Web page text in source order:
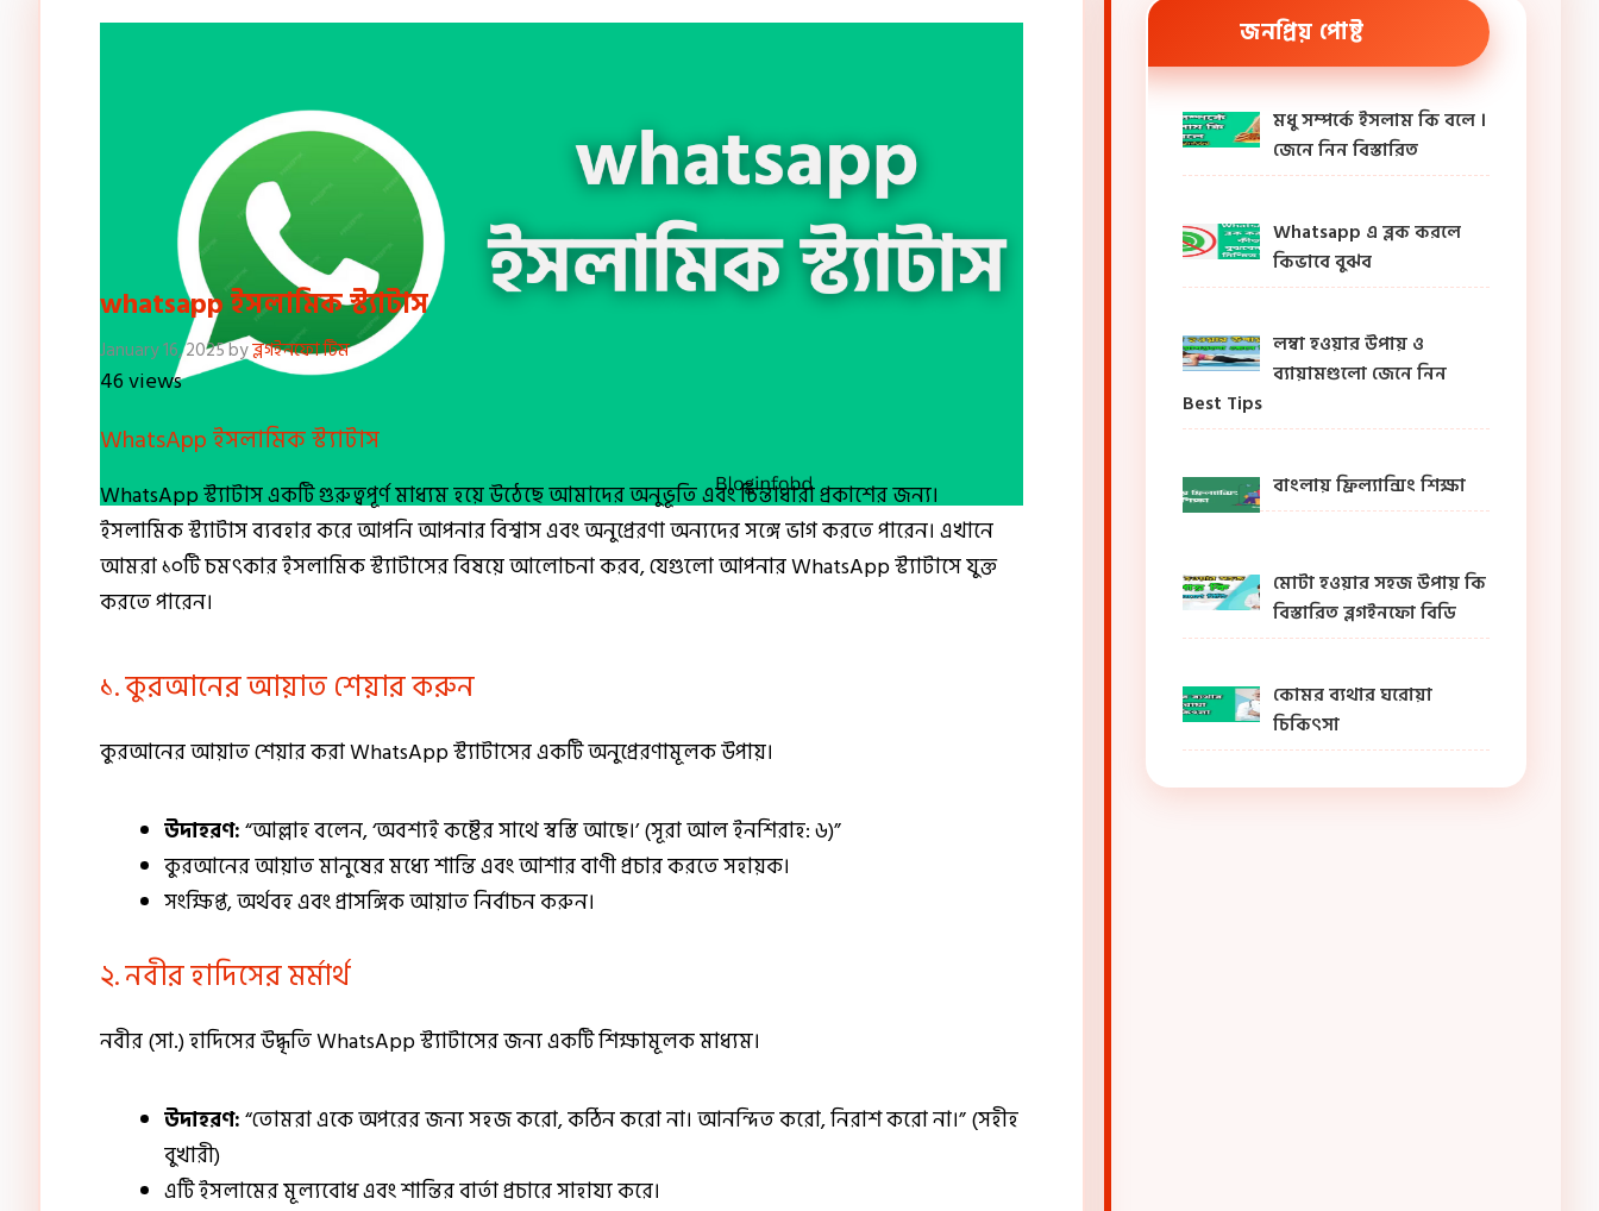
whatsapp ইসলামিক স্ট্যাটাস
January 16, 2025byব্লগইনফো টিম
46 views
WhatsApp ইসলামিক স্ট্যাটাস
WhatsApp স্ট্যাটাস একটি গুরুত্বপূর্ণ মাধ্যম হয়ে উঠেছে আমাদের অনুভূতি এবং চিন্তাধারা প্রকাশের জন্য।
ইসলামিক স্ট্যাটাস ব্যবহার করে আপনি আপনার বিশ্বাস এবং অনুপ্রেরণা অন্যদের সঙ্গে ভাগ করতে পারেন। এখানে
আমরা ১০টি চমৎকার ইসলামিক স্ট্যাটাসের বিষয়ে আলোচনা করব, যেগুলো আপনার WhatsApp স্ট্যাটাসে যুক্ত
করতে পারেন।
১. কুরআনের আয়াত শেয়ার করুন
কুরআনের আয়াত শেয়ার করা WhatsApp স্ট্যাটাসের একটি অনুপ্রেরণামূলক উপায়।
উদাহরণ:“আল্লাহ বলেন, ‘অবশ্যই কষ্টের সাথে স্বস্তি আছে।’ (সূরা আল ইনশিরাহ: ৬)”
কুরআনের আয়াত মানুষের মধ্যে শান্তি এবং আশার বাণী প্রচার করতে সহায়ক।
সংক্ষিপ্ত, অর্থবহ এবং প্রাসঙ্গিক আয়াত নির্বাচন করুন।
২. নবীর হাদিসের মর্মার্থ
নবীর (সা.) হাদিসের উদ্ধৃতি WhatsApp স্ট্যাটাসের জন্য একটি শিক্ষামূলক মাধ্যম।
উদাহরণ:“তোমরা একে অপরের জন্য সহজ করো, কঠিন করো না। আনন্দিত করো, নিরাশ করো না।” (সহীহ
বুখারী)
এটি ইসলামের মূল্যবোধ এবং শান্তির বার্তা প্রচারে সাহায্য করে।
জনপ্রিয় পোষ্ট
মধু সম্পর্কে ইসলাম কি বলে ।
জেনে নিন বিস্তারিত
Whatsapp এ ব্লক করলে
কিভাবে বুঝব
লম্বা হওয়ার উপায় ও
ব্যায়ামগুলো জেনে নিন
Best Tips
বাংলায় ফ্রিল্যান্সিং শিক্ষা
মোটা হওয়ার সহজ উপায় কি
বিস্তারিত ব্লগইনফো বিডি
কোমর ব্যথার ঘরোয়া
চিকিৎসা